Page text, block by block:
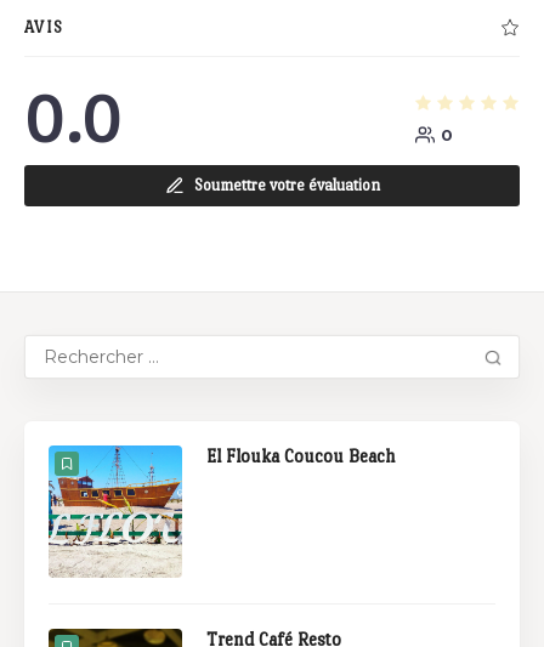
AVIS
0.0 0
Soumettre votre évaluation
El Flouka Coucou Beach
Trend Café Resto